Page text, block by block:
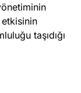
taşıdığı